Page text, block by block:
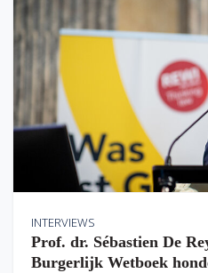
INTERVIEWS
Prof. dr. Sébastien De
Burgerlijk Wetboek